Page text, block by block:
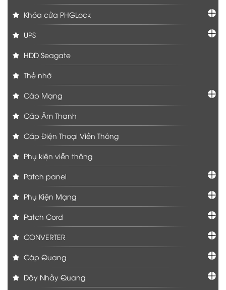
Khóa cửa PHGLock
UPS
HDD Seagate
Thẻ nhớ
Cáp Mạng
Cáp Âm Thanh
Cáp Điện Thoại Viễn Thông
Phụ kiện viễn thông
Patch panel
Phụ Kiện Mạng
Patch Cord
CONVERTER
Cáp Quang
Dây Nhảy Quang